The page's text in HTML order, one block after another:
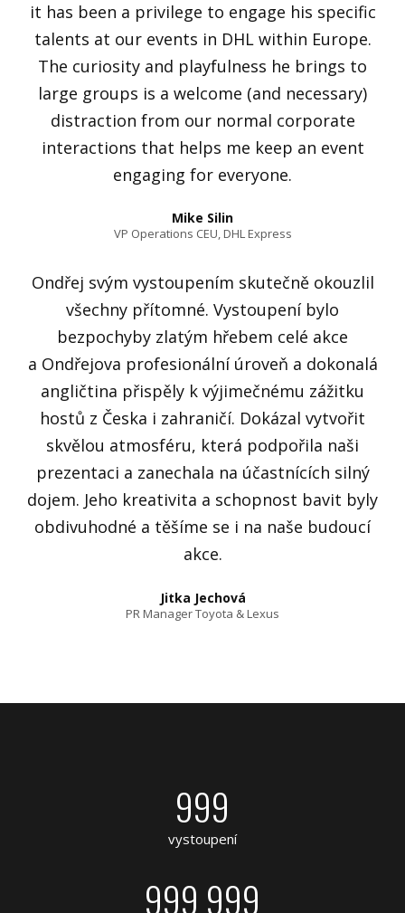
it has been a privilege to engage his specific
talents at our events in DHL within Europe.
The curiosity and playfulness he brings to
large groups is a welcome (and necessary)
distraction from our normal corporate
interactions that helps me keep an event
engaging for everyone.
Mike Silin
VP Operations CEU, DHL Express
Ondřej svým vystoupením skutečně okouzlil
všechny přítomné. Vystoupení bylo
bezpochyby zlatým hřebem celé akce
a Ondřejova profesionální úroveň a dokonalá
angličtina přispěly k výjimečnému zážitku
hostů z Česka i zahraničí. Dokázal vytvořit
skvělou atmosféru, která podpořila naši
prezentaci a zanechala na účastnících silný
dojem. Jeho kreativita a schopnost bavit byly
obdivuhodné a těšíme se i na naše budoucí
akce.
Jitka Jechová
PR Manager Toyota & Lexus
999
vystoupení
999 999